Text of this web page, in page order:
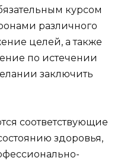
курсом
различного
целей, а также
по истечении
заключить
соответствующие
здоровья,